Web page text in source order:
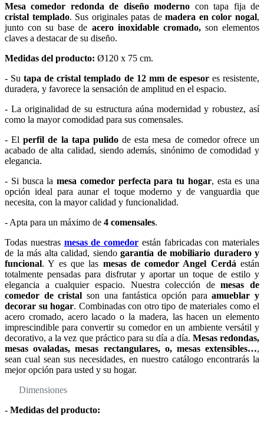
Mesa comedor redonda de diseño moderno con tapa fija de
cristal templado. Sus originales patas demadera en color nogal,
junto con su base de acero inoxidable cromado,son elementos
claves a destacar de su diseño.
Medidas del producto: Ø120 x 75 cm.
- Sutapa de cristal templado de 12 mm de espesores resistente,
duradera, y favorece la sensación de amplitud en el espacio.
- La originalidad de su estructura aúna modernidad y robustez, así
como la mayor comodidad para sus comensales.
- Elperfil de la tapa pulidode esta mesa de comedor ofrece un
acabado de alta calidad, siendo además, sinónimo de comodidad y
elegancia.
- Si busca la mesa comedor perfecta para tu hogar, esta es una
opción ideal para aunar el toque moderno y de vanguardia que
necesita, con la mayor calidad y funcionalidad.
- Apta para un máximo de 4 comensales.
Todas nuestras mesas de comedor están fabricadas con materiales
de la más alta calidad, siendo garantía de mobiliario duradero y
funcional. Y es que las mesas de comedor Angel Cerdá están
totalmente pensadas para disfrutar y aportar un toque de estilo y
elegancia a cualquier espacio. Nuestra colección demesas de
comedor de cristal son una fantástica opción paraamueblar y
decorar su hogar. Combinadas con otro tipo de materiales como el
acero cromado, acero lacado o la madera, las hacen un elemento
imprescindible para convertir su comedor en un ambiente versátil y
decorativo, a la vez que práctico para su día a día. Mesas redondas,
mesas ovaladas, mesas rectangulares, o, mesas extensibles…,
sean cual sean sus necesidades, en nuestro catálogo encontrarás la
mejor opción para usted y su hogar.
Dimensiones
- Medidas del producto: